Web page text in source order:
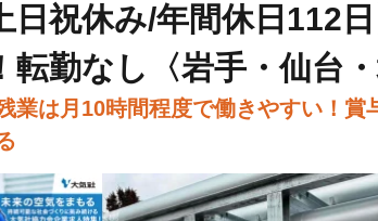
日祝休み/年間休日112
転勤なし〈岩手・仙台
業は月10時間程度で働きやすい！